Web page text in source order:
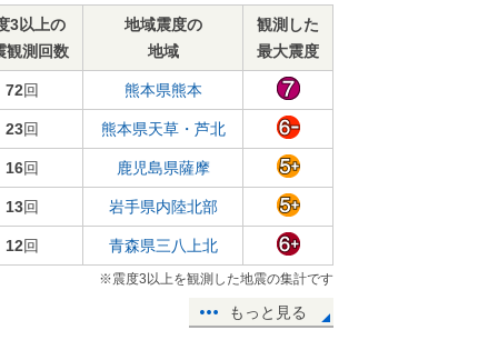
3以上の
観測回数
地域震度の
地域
観測した
最大震度
72回 熊本県熊本
23回 熊本県天草・芦北
16回 鹿児島県薩摩
13回 岩手県内陸北部
12回 青森県三八上北
※震度3以上を観測した地震の集計です
もっと見る